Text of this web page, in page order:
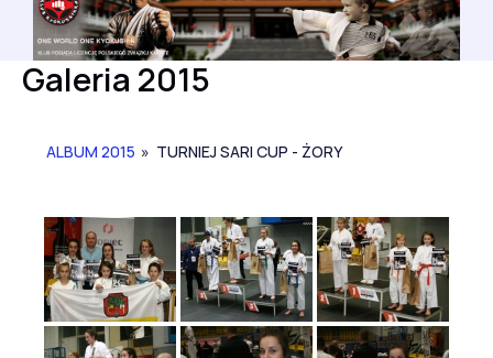
Galeria 2015
ALBUM 2015 » TURNIEJ SARI CUP - ŻORY